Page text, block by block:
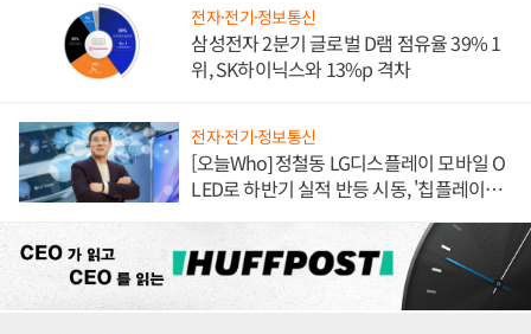
전자·전기·정보통신
삼성전자 2분기 글로벌 D램 점유율 39% 1
위, SK하이닉스와 13%p 격차
전자·전기·정보통신
[오늘Who] 정철동 LG디스플레이 모바일 O
LED로 하반기 실적 반등 시동, '칩플레이